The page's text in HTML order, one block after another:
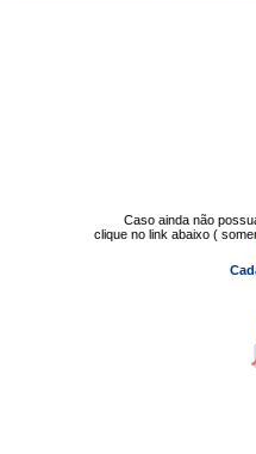
Caso ainda não
clique no link abaixo (